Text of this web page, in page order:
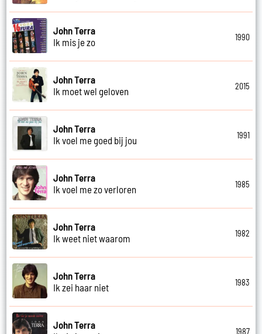
John Terra
Ik mis je zo
1990
John Terra
Ik moet wel geloven
2015
John Terra
Ik voel me goed bij jou
1991
John Terra
Ik voel me zo verloren
1985
John Terra
Ik weet niet waarom
1982
John Terra
Ik zei haar niet
1983
John Terra
1987